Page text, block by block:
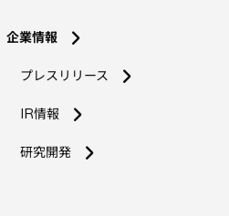
企業情報
プレスリリース
IR情報
研究開発新